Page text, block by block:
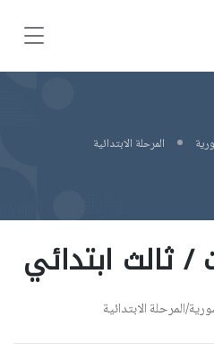
المرحلة الابتدائية
/ ثالث ابتدائي
المرحلة الابتدائية